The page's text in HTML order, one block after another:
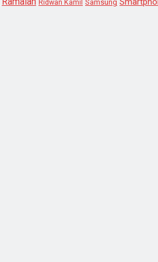
Ridwan Kamil Samsung